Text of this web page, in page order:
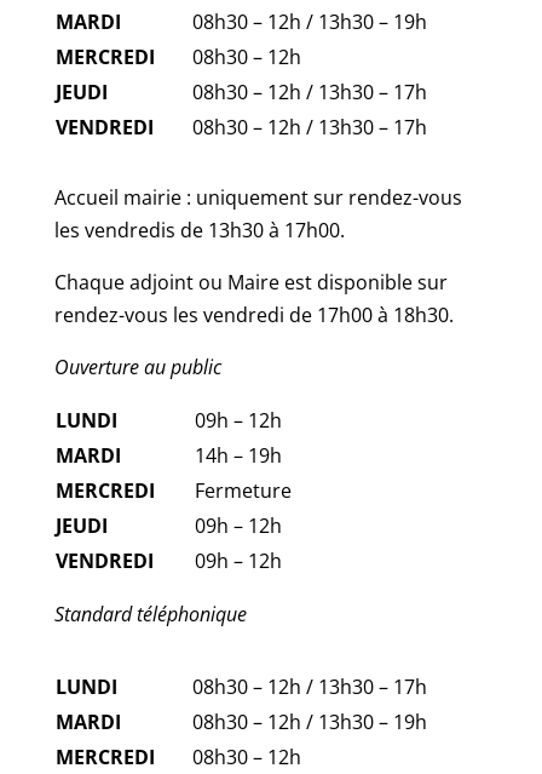
MARDI
08h30 – 12h / 13h30 – 19h
MERCREDI
08h30 – 12h
JEUDI
08h30 – 12h / 13h30 – 17h
VENDREDI
08h30 – 12h / 13h30 – 17h
Accueil mairie : uniquement sur rendez-vous
les vendredis de 13h30 à 17h00.
Chaque adjoint ou Maire est disponible sur
rendez-vous les vendredi de 17h00 à 18h30.
Ouverture au public
LUNDI
09h – 12h
MARDI
14h – 19h
MERCREDI
Fermeture
JEUDI
09h – 12h
VENDREDI
09h – 12h
Standard téléphonique
LUNDI
08h30 – 12h / 13h30 – 17h
MARDI
08h30 – 12h / 13h30 – 19h
MERCREDI
08h30 – 12h